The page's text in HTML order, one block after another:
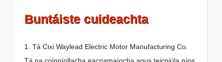
Buntáiste cuideachta
1. Tá Cixi Waylead Electric Motor Manufacturing Co.
Tá na coinníollacha eacnamaíocha agus teicniúla níos